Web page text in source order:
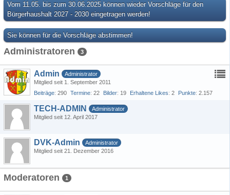
Vom 11.05. bis zum 30.06.2025 können wieder Vorschläge für den
Bürgerhaushalt 2027 - 2030 eingetragen werden!
Sie können für die Vorschläge abstimmen!
Administratoren 3
Admin
Administrator
Mitglied seit 1. September 2011
Beiträge 290 Termine 22 Bilder 19 Erhaltene Likes 2 Punkte 2.157
TECH-ADMIN
Administrator
Mitglied seit 12. April 2017
DVK-Admin
Administrator
Mitglied seit 21. Dezember 2016
Moderatoren 1